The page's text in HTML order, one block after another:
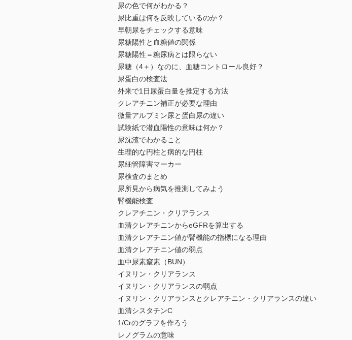
尿の色で何がわかる？
尿比重は何を反映しているのか？
早朝尿をチェックする意味
尿糖陽性と血糖値の関係
尿糖陽性＝糖尿病とは限らない
尿糖（4＋）なのに、血糖コントロール良好？
尿蛋白の検査法
外来で1日尿蛋白量を推定する方法
クレアチニン補正が必要な理由
微量アルブミン尿と蛋白尿の違い
試験紙で潜血陽性の意味は何か？
尿沈渣でわかること
生理的な円柱と病的な円柱
尿細管障害マーカー
尿検査のまとめ
尿所見から病気を推測してみよう
腎機能検査
クレアチニン・クリアランス
血清クレアチニンからeGFRを算出する
血清クレアチニン値が腎機能の指標になる理由
血清クレアチニン値の弱点
血中尿素窒素（BUN）
イヌリン・クリアランス
イヌリン・クリアランスの弱点
イヌリン・クリアランスとクレアチニン・クリアランスの違い
血清シスタチンC
1/Crのグラフを作ろう
レノグラムの意味